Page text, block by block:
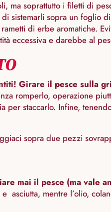
ma soprattutto i filetti di
sistemarli sopra un foglio
di erbe aromatiche.
eccessiva e darebbe al
Girare il pesce sulla
romperlo, operazione
staccarlo. Infine,
sopra due pezzi
mai il pesce (ma vale
mentre l’olio,